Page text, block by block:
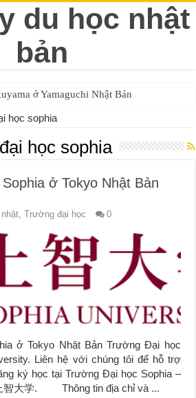
ở Yamaguchi Nhật Bản
học sophia
đại học sophia
ở Tokyo Nhật Bản
,Trường đại học 0
ở Tokyo Nhật Bản Trường Đại học
Liên hệ với chúng tôi để hỗ trợ
ký học tại Trường Đại học Sophia –
智大学. Thông tin địa chỉ và ...